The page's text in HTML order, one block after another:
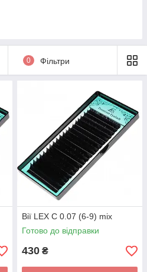
0 Фільтри
Вії LEX C 0.07 (6-9) mix
Готово до відправки
430 ₴